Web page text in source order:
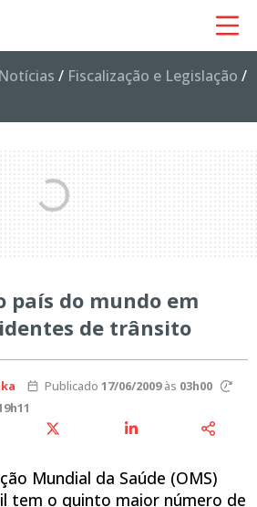
Notícias / Fiscalização e Legislação /
país do mundo em
de trânsito
Publicado 17/06/2009às 03h00
Mundial da Saúde (OMS)
tem o quinto maior número de